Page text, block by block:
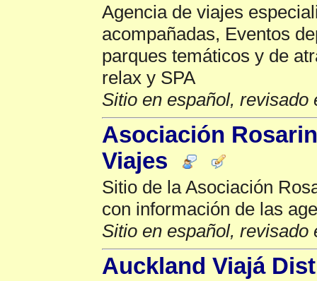
Agencia de viajes
acompañadas, Eventos
parques temáticos y de
relax y SPA
Sitio en español, revisado
Asociación
Viajes
Sitio de la Asociación
con información de las
Sitio en español, revisado
Auckland Viajá